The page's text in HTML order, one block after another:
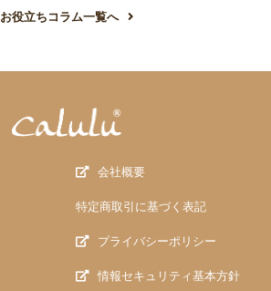
お役立ちコラム一覧へ
会社概要
特定商取引に基づく表記
プライバシーポリシー
情報セキュリティ基本方針